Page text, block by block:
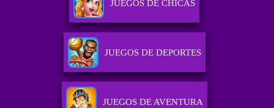
JUEGOS DE CHICAS
JUEGOS DE DEPORTES
JUEGOS DE AVENTURA